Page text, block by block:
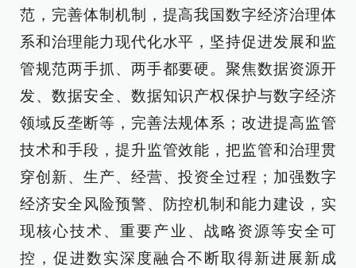
范，完善体制机制，提高我国数字经济治理体
系和治理能力现代化水平，坚持促进发展和监
管规范两手抓、两手都要硬。聚焦数据资源开
发、数据安全、数据知识产权保护与数字经济
领域反垄断等，完善法规体系；改进提高监管
技术和手段，提升监管效能，把监管和治理贯
穿创新、生产、经营、投资全过程；加强数字
经济安全风险预警、防控机制和能力建设，实
现核心技术、重要产业、战略资源等安全可
控，促进数实深度融合不断取得新进展新成